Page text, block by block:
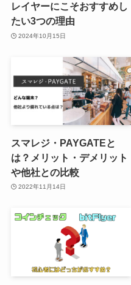
レイヤーにこそおすすめし
たい3つの理由
2024年10月15日
スマレジ・PAYGATEと
は？メリット・デメリット
や他社との比較
2022年11月14日